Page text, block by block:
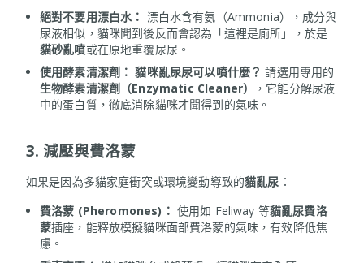
絕對不要用漂白水： 漂白水含有氨（Ammonia），成分與
尿液相似，貓咪聞到後反而會認為「這裡是廁所」，於是
貓砂亂噴或在原地重覆尿尿。
使用酵素清潔劑： 貓咪亂尿尿可以噴什麼？ 請選用專用的
生物酵素清潔劑（Enzymatic Cleaner）
，它能分解尿液
中的蛋白質，徹底消除貓咪才聞得到的氣味。
3. 減壓與費洛蒙
如果是因為多貓家庭衝突或環境變動導致的貓亂尿 ：
費洛蒙 (Pheromones)： 使用如 Feliway 等貓亂尿費洛
蒙插座，能釋放模擬貓咪面部費洛蒙的氣味，有效降低焦
慮。